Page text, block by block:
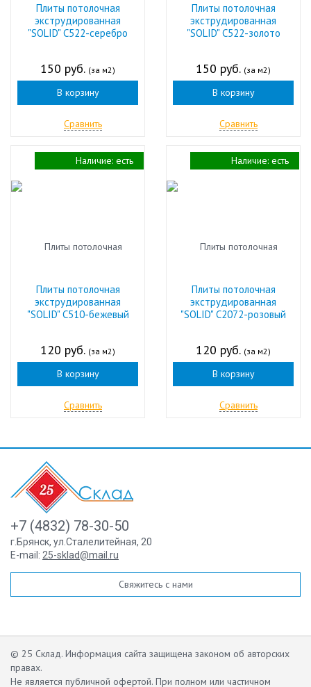
Плиты потолочная
экструдированная
"SOLID" С522-серебро
150 руб. (за м2)
В корзину
Сравнить
Плиты потолочная
экструдированная
"SOLID" С522-золото
150 руб. (за м2)
В корзину
Сравнить
Плиты потолочная
экструдированная
"SOLID" С510-бежевый
120 руб. (за м2)
В корзину
Сравнить
Наличие: есть
Плиты потолочная
экструдированная
"SOLID" С2072-розовый
120 руб. (за м2)
В корзину
Сравнить
Наличие: есть
+7 (4832) 78-30-50
г.Брянск, ул.Сталелитейная, 20
E-mail: 25-sklad@mail.ru
Свяжитесь с нами
© 25 Склад. Информация сайта защищена законом об авторских
правах.
Не является публичной офертой. При полном или частичном